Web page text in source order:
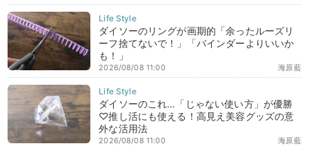
ダイソーのリングが画期的「余ったルーズリ
ーフ捨てないで！」「バインダーよりいいか
も！」
海原藍
2026/08/08 11:00
ダイソーのこれ…「じゃない使い方」が優勝
♡推し活にも使える！高見え美容グッズの意
外な活用法
海原藍
2026/08/08 11:00